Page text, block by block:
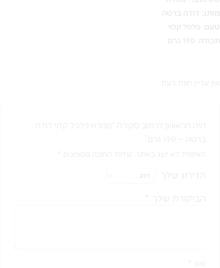
מותג: דודה ברטה
טעם: פלפל קלוי
תכולה: 190 גרם
אין עדיין חוות דעת.
היה הראשון לכתוב סקירה “ממרח פלפל קלוי דודה
ברטה – 190 גרם”
האימייל לא יוצג באתר. שדות החובה מסומנים *
הדירוג שלך
הביקורת שלך *
שם *